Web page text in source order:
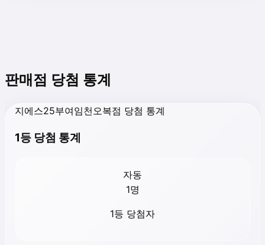
판매점 당첨 통계
지에스25부여임천오복점 당첨 통계
1등 당첨 통계
자동
1명
1등 당첨자